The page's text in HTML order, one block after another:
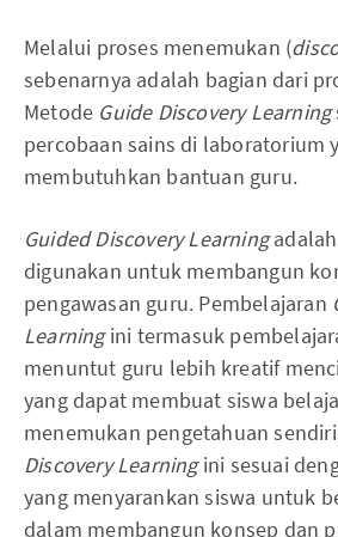
Melalui proses menemukan (
sebenarnya adalah bagian dari
Metode Guide Discovery Learning
percobaan sains di laboratorium
membutuhkan bantuan guru.
Guided Discovery Learning
digunakan untuk membangun
pengawasan guru. Pembelajaran
Learningini termasuk
menuntut guru lebih kreatif
yang dapat membuat siswa
menemukan pengetahuan
Discovery Learningini sesuai
yang menyarankan siswa untuk
dalam membangun konsep dan